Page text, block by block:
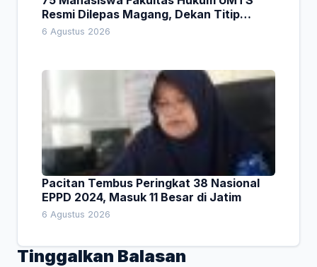
Resmi Dilepas Magang, Dekan Titip
Empat Pesan Penting
6 Agustus 2026
Pacitan Tembus Peringkat 38 Nasional
EPPD 2024, Masuk 11 Besar di Jatim
6 Agustus 2026
Tinggalkan Balasan